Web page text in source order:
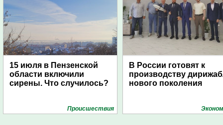
15 июля в Пензенской
области включили
сирены. Что случилось?
Проиcшествия
В России готовят к
производству
нового поколения